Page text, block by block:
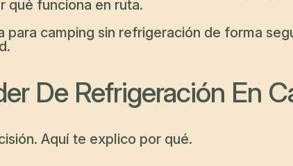
qué funciona en ruta.
para camping sin refrigeración de forma
De Refrigeración En
Aquí te explico por qué.